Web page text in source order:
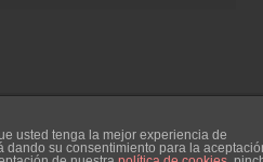
usted tenga la mejor experiencia de
dando su consentimiento para la